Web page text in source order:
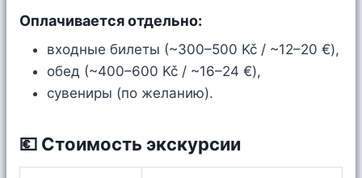
Оплачивается отдельно:
входные билеты (~300–500 Kč / ~12–20 €),
обед (~400–600 Kč / ~16–24 €),
сувениры (по желанию).
💶 Стоимость экскурсии